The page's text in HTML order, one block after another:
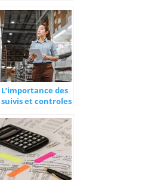
L’importance des
suivis et controles
marchandises
avant de les faire
exporter